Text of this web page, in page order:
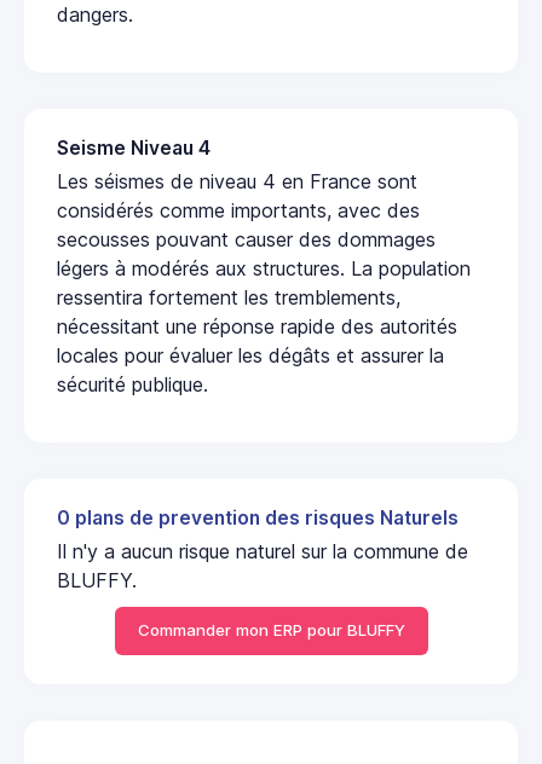
dangers.
Seisme Niveau 4
Les séismes de niveau 4 en France sont
considérés comme importants, avec des
secousses pouvant causer des dommages
légers à modérés aux structures. La population
ressentira fortement les tremblements,
nécessitant une réponse rapide des autorités
locales pour évaluer les dégâts et assurer la
sécurité publique.
0 plans de prevention des risques Naturels
Il n'y a aucun risque naturel sur la commune de
BLUFFY.
Commander mon ERP pour BLUFFY